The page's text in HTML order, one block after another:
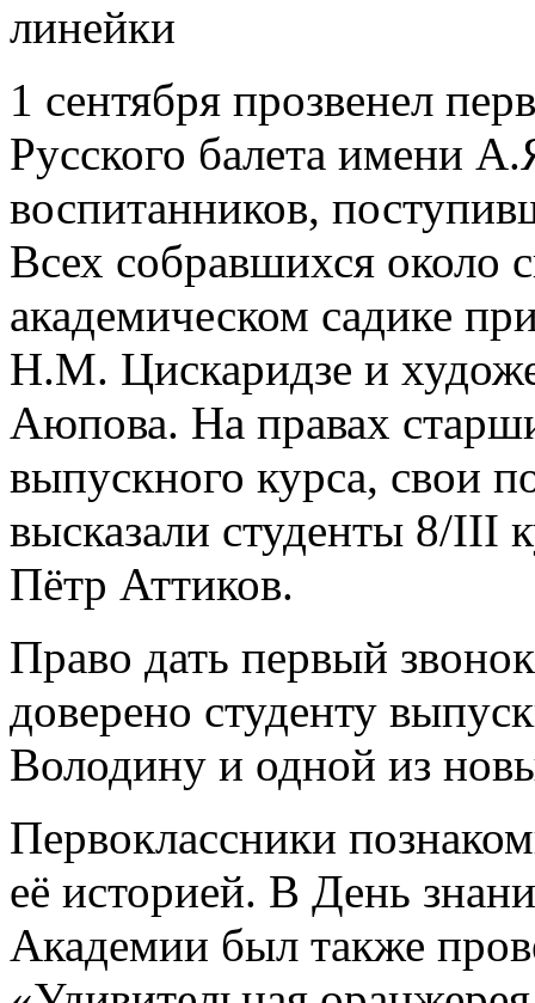
линейки
1 сентября прозвенел
Русского балета имени
воспитанников,
Всех собравшихся около
академическом садике
Н.М. Цискаридзе и
Аюпова. На правах
выпускного курса, свои
высказали студенты 8/
Пётр Аттиков.
Право дать первый
доверено студенту
Володину и одной из
Первоклассники
её историей. В День
Академии был также